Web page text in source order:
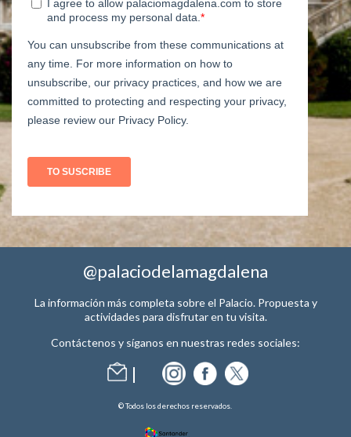
@palaciodelamagdalena
La información más completa sobre el Palacio. Propuesta y
actividades para disfrutar en tu visita.
Contáctenos y síganos en nuestras redes sociales:
© Todos los derechos reservados.